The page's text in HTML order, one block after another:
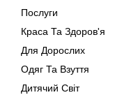
Послуги
Краса Та Здоров'я
Для Дорослих
Одяг Та Взуття
Дитячий Світ